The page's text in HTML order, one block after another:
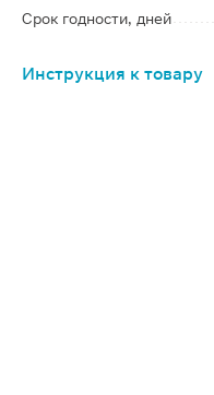
Срок годности, дней
Инструкция к товару